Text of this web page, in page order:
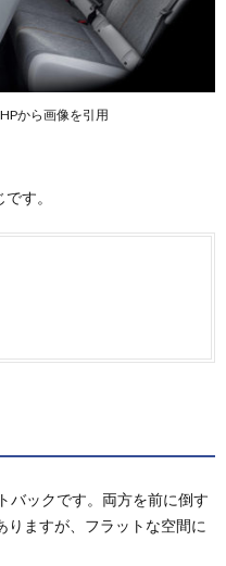
から画像を引用
す。
バックです。両方を前に倒す
りますが、フラットな空間に